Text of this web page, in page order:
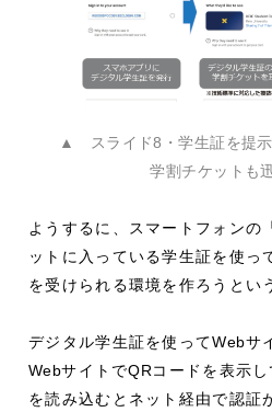
▲ スライド8・学生証を提示
学割チケットも
ようするに、スマートフォンの
ットに入っている学生証を使っ
を受けられる環境を作ろうとい
デジタル学生証を使ってWebサ
WebサイトでQRコードを表示
を読み込むとネット経由で認証